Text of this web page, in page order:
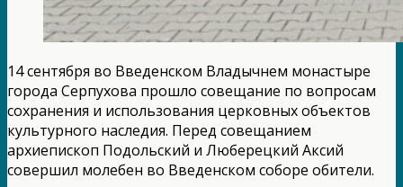
14 сентября во Введенском Владычнем монастыре
города Серпухова прошло совещание по вопросам
сохранения и использования церковных объектов
культурного наследия. Перед совещанием
архиепископ Подольский и Люберецкий Аксий
совершил молебен во Введенском соборе обители.